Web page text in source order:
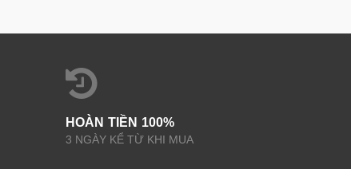
HOÀN TIỀN 100%
3 NGÀY KỂ TỪ KHI MUA